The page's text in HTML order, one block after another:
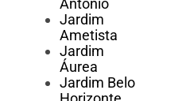
Antônio
Jardim
Ametista
Jardim
Áurea
Jardim Belo